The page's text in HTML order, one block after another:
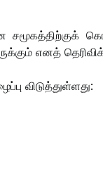
எனத்
விடுத்துள்ளது: